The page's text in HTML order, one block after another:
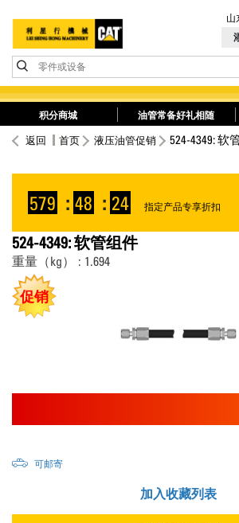
零件或设备
山
积分商城 油管常备好礼相随
返回 首页 液压油管促销 524-4349: 软
579 : 48 : 24 指定产品专享折扣
524-4349: 软管组件
重量（kg） : 1.694
促销
可邮寄
加入收藏列表